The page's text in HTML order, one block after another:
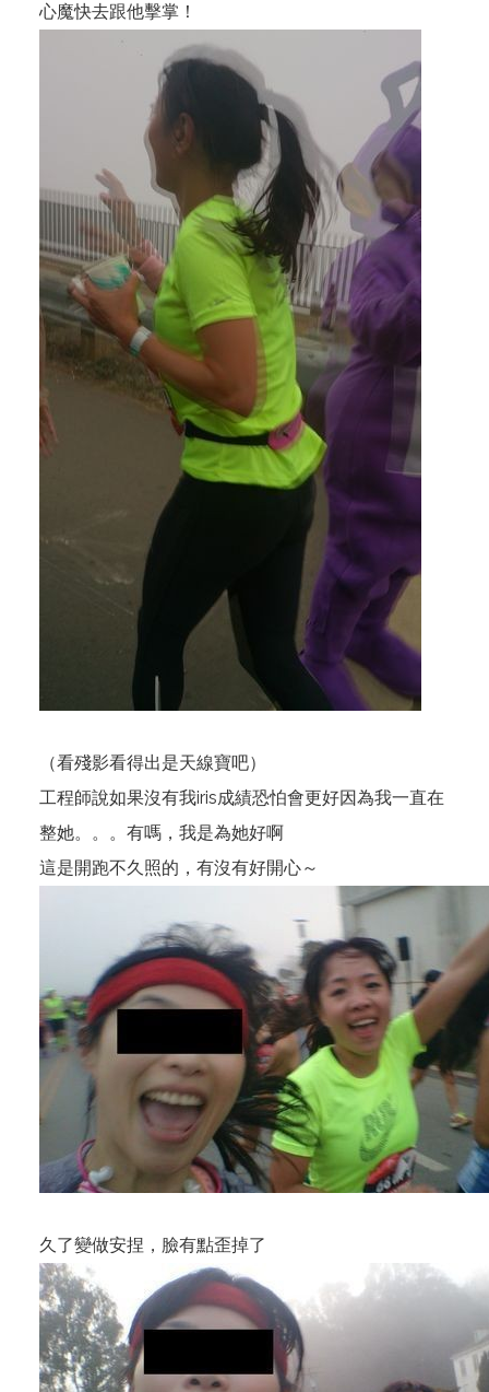
心魔快去跟他擊掌！
（看殘影看得出是天線寶吧）
工程師說如果沒有我iris成績恐怕會更好因為我一直在
整她。。。有嗎，我是為她好啊
這是開跑不久照的，有沒有好開心～
久了變做安捏，臉有點歪掉了